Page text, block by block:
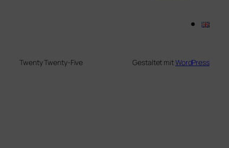
Twenty Twenty-Five Gestaltet mitWordPress